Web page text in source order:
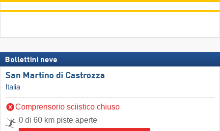
Bollettini neve
San Martino di Castrozza
Italia
Comprensorio sciistico chiuso
0 di 60 km piste aperte